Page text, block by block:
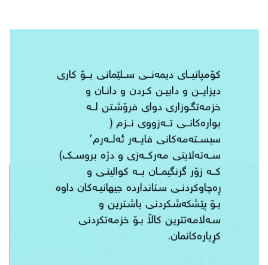
كۆمپانیــای دیمەنــی ســلێمانی بــۆ كاری
دیزایــن و دابیـن كـردن و دانـان و
خزمەتگـوزاری دوای فرۆشـتن لــە
بوارەكانــی تــەزووی نــزم (
سیســتەمەكانی فایــەر ئەلــەرم٬
ســەتەلایتی مەركــەزی و دژە بروســك)
كــە زۆر گرنگیمــان بــە كوالیتـی و
ڕەچاوكردنـی سـتانداردە جیهانیـەكان داوە
بـۆ پێشكەشـكردنی باشـترین و
سـەلامەتترین كاڵا بـۆ خزمەتكردنی
كڕیارەكانمان.